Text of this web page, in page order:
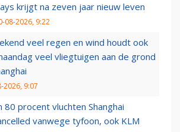
krijgt na zeven jaar nieuw leven
08-2026, 9:22
veel regen en wind houdt ook
veel vliegtuigen aan de grond
2026, 9:07
80 procent vluchten Shanghai
vanwege tyfoon, ook KLM